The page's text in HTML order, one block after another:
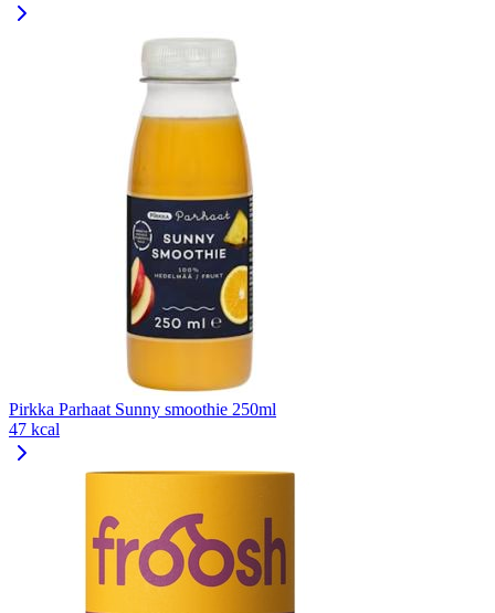
Pirkka Parhaat Sunny smoothie 250ml
47 kcal